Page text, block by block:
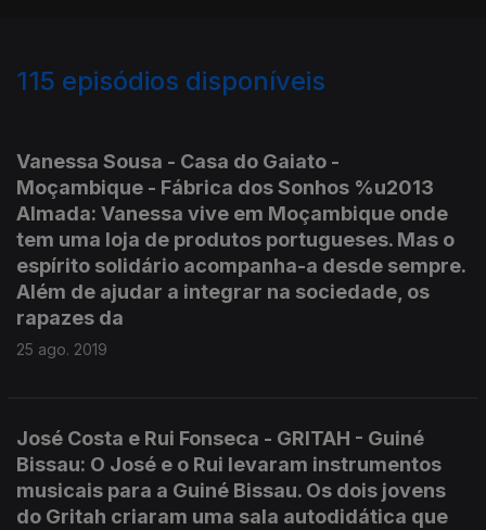
115 episódios disponíveis
Vanessa Sousa - Casa do Gaiato -
Moçambique - Fábrica dos Sonhos %u2013
Almada: Vanessa vive em Moçambique onde
tem uma loja de produtos portugueses. Mas o
espírito solidário acompanha-a desde sempre.
Além de ajudar a integrar na sociedade, os
rapazes da
25 ago. 2019
José Costa e Rui Fonseca - GRITAH - Guiné
Bissau: O José e o Rui levaram instrumentos
musicais para a Guiné Bissau. Os dois jovens
do Gritah criaram uma sala autodidática que